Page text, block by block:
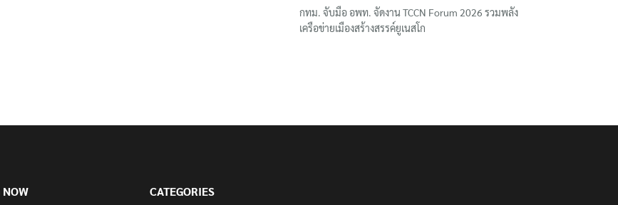
กทม. จับมือ อพท. จัดงาน TCCN Forum 2026 รวมพลัง
เครือข่ายเมืองสร้างสรรค์ยูเนสโก
NOW CATEGORIES